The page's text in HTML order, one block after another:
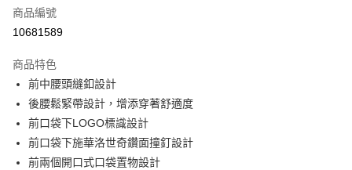
LINE Pay
悠遊付
Google Pay
運送方式
商品編號
10681589
商品特色
前中腰頭縫釦設計
後腰鬆緊帶設計，增添穿著舒適度
前口袋下LOGO標識設計
前口袋下施華洛世奇鑽面撞釘設計
前兩個開口式口袋置物設計